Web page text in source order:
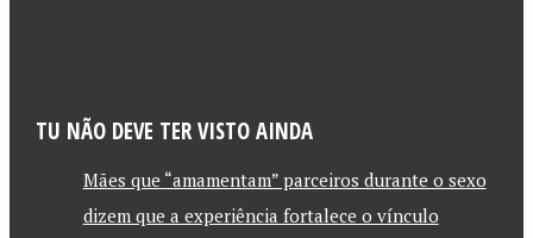
TU NÃO DEVE TER VISTO AINDA
Mães que “amamentam” parceiros durante o sexo
dizem que a experiência fortalece o vínculo